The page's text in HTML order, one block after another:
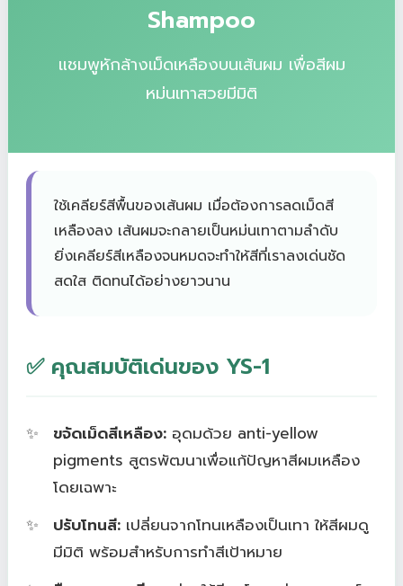
Shampoo
แชมพูหักล้างเม็ดเหลืองบนเส้นผม เพื่อสีผม
หม่นเทาสวยมีมิติ
ใช้เคลียร์สีพื้นของเส้นผม เมื่อต้องการลดเม็ดสี
เหลืองลง เส้นผมจะกลายเป็นหม่นเทาตามลำดับ
ยิ่งเคลียร์สีเหลืองจนหมดจะทำให้สีที่เราลงเด่นชัด
สดใส ติดทนได้อย่างยาวนาน
✅ คุณสมบัติเด่นของ YS-1
ขจัดเม็ดสีเหลือง: อุดมด้วย anti-yellow
pigments สูตรพัฒนาเพื่อแก้ปัญหาสีผมเหลือง
โดยเฉพาะ
ปรับโทนสี: เปลี่ยนจากโทนเหลืองเป็นเทา ให้สีผมดู
มีมิติ พร้อมสำหรับการทำสีเป้าหมาย